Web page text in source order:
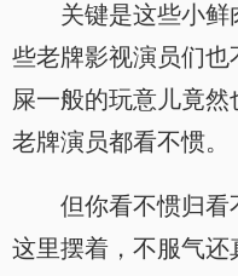
关键是这些小
些老牌影视演员们
屎一般的玩意儿竟
老牌演员都看不惯。
但你看不惯归看
这里摆着，不服气